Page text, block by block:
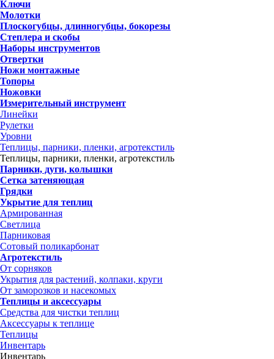
Ключи
Молотки
Плоскогубцы, длинногубцы, бокорезы
Степлера и скобы
Наборы инструментов
Отвертки
Ножи монтажные
Топоры
Ножовки
Измерительный инструмент
Линейки
Рулетки
Уровни
Теплицы, парники, пленки, агротекстиль
Теплицы, парники, пленки, агротекстиль
Парники, дуги, колышки
Сетка затеняющая
Грядки
Укрытие для теплиц
Армированная
Светлица
Парниковая
Сотовый поликарбонат
Агротекстиль
От сорняков
Укрытия для растений, колпаки, круги
От заморозков и насекомых
Теплицы и аксессуары
Средства для чистки теплиц
Аксессуары к теплице
Теплицы
Инвентарь
Инвентарь